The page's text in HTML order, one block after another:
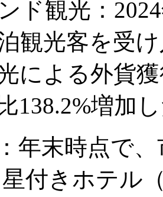
ド観光：
観光客を受
による外貨
138.2%増加
年末時点で
星付きホテル